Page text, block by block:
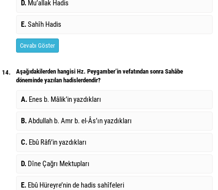
D. Mu’allak Hadis
E.Sahîh Hadis
Cevabı Göster
14.
Aşağıdakilerden hangisi Hz. Peygamber’in vefatından sonra Sahâbe
döneminde yazılan hadislerdendir?
A. Enes b. Mâlik’in yazdıkları
B.Abdullah b. Amr b. el-Âs’ın yazdıkları
C. Ebû Râfi’in yazdıkları
D. Dîne Çağrı Mektupları
E. Ebû Hüreyre’nin de hadis sahîfeleri